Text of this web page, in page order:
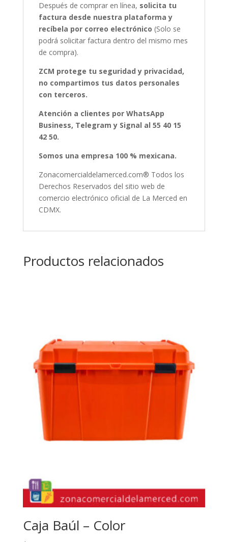
Después de comprar en línea, solicita tu
factura desde nuestra plataforma y
recíbela por correo electrónico (Solo se
podrá solicitar factura dentro del mismo mes
de compra).
ZCM protege tu seguridad y privacidad,
no compartimos tus datos personales
con terceros.
Atención a clientes por WhatsApp
Business, Telegram y Signal al 55 40 15
42 50.
Somos una empresa 100 % mexicana.
Zonacomercialdelamerced.com® Todos los
Derechos Reservados del sitio web de
comercio electrónico oficial de La Merced en
CDMX.
Productos relacionados
Caja Baúl – Color